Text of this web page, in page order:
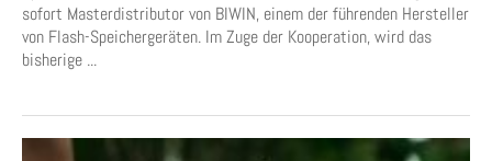
sofort Masterdistributor von BIWIN, einem der führenden Hersteller
von Flash-Speichergeräten. Im Zuge der Kooperation, wird das
bisherige ...